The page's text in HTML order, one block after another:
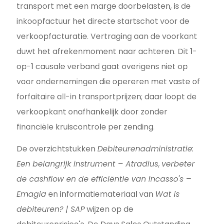
transport met een marge doorbelasten, is de
inkoopfactuur het directe startschot voor de
verkoopfacturatie. Vertraging aan de voorkant
duwt het afrekenmoment naar achteren. Dit 1-
op-1 causale verband gaat overigens niet op
voor ondernemingen die opereren met vaste of
forfaitaire all-in transportprijzen; daar loopt de
verkoopkant onafhankelijk door zonder
financiële kruiscontrole per zending.
De overzichtstukken Debiteurenadministratie:
Een belangrijk instrument – Atradius, verbeter
de cashflow en de efficiëntie van incasso's –
Emagiaen informatiemateriaal van Wat is
debiteuren? | SAPwijzen op de